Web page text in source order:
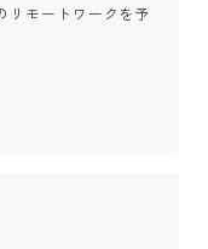
リモートワークを予